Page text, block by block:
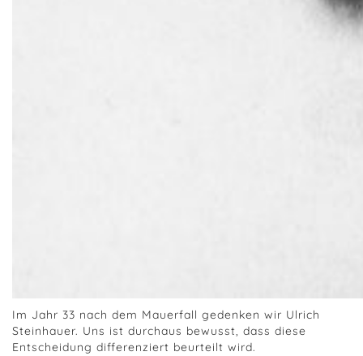
Im Jahr 33 nach dem Mauerfall gedenken wir Ulrich
Steinhauer. Uns ist durchaus bewusst, dass diese
Entscheidung differenziert beurteilt wird.